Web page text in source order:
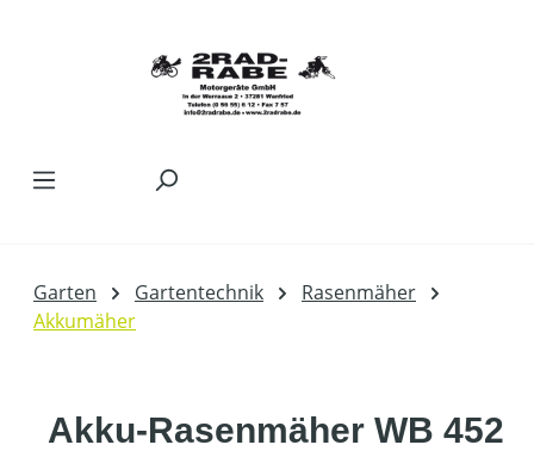
Garten Gartentechnik
Rasenmäher
Akkumäher
Akku-Rasenmäher WB 452